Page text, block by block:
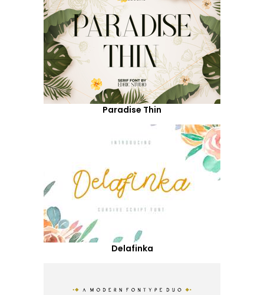
Paradise Thin
Delafinka